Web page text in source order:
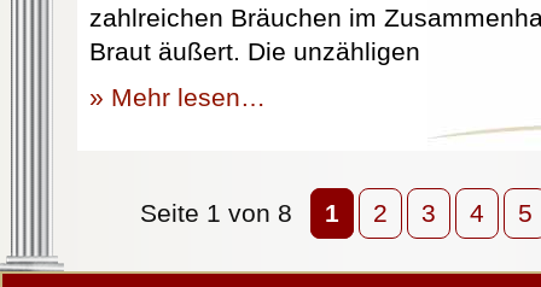
zahlreichen Bräuchen im
Braut äußert. Die unzähligen
» Mehr lesen…
Seite 1 von 8 1 2 3 4 5